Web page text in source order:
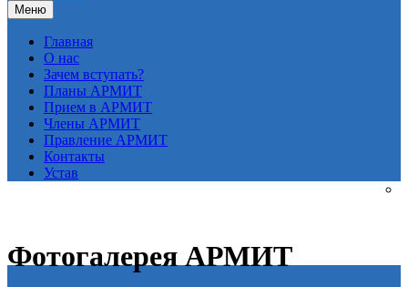
Меню
Главная
О нас
Зачем вступать?
Планы АРМИТ
Прием в АРМИТ
Члены АРМИТ
Правление АРМИТ
Контакты
Устав
Фотогалерея АРМИТ